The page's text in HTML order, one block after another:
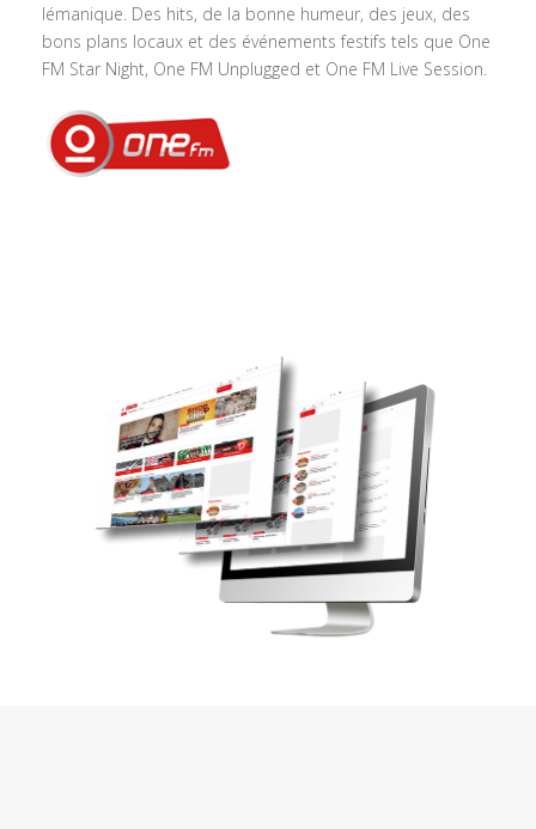
lémanique. Des hits, de la bonne humeur, des jeux, des
bons plans locaux et des événements festifs tels que One
FM Star Night, One FM Unplugged et One FM Live Session.